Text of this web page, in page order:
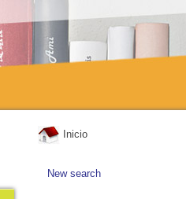
Inicio
New search